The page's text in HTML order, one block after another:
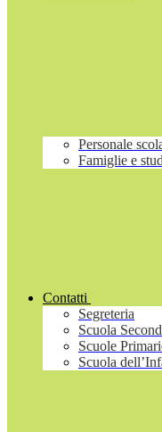
Personale
Famiglie e
Contatti
Segreteria
Scuola
Scuole
Scuola